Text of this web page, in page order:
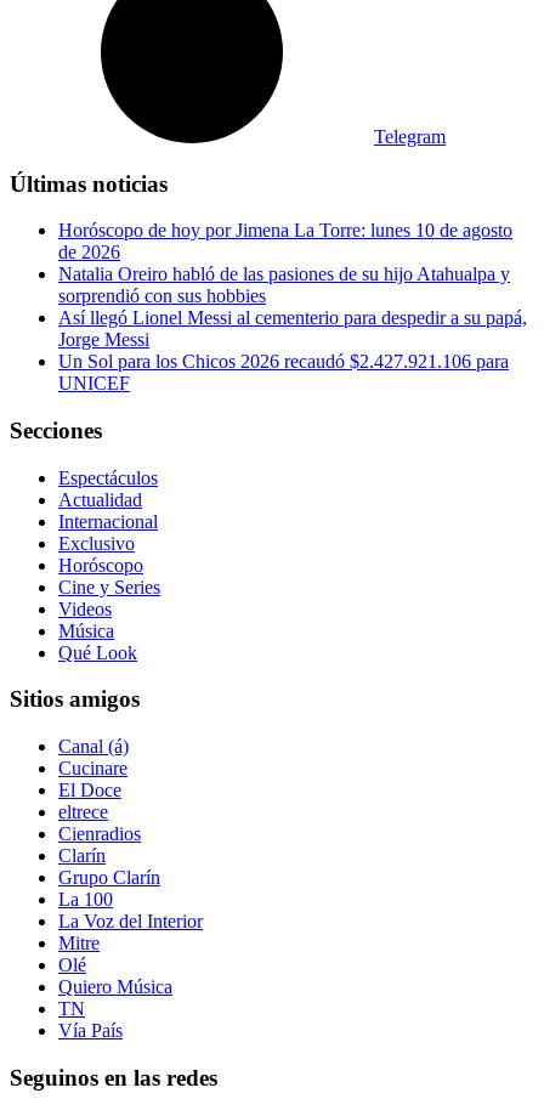
Telegram
Últimas noticias
Horóscopo de hoy por Jimena La Torre: lunes 10 de agosto
de 2026
Natalia Oreiro habló de las pasiones de su hijo Atahualpa y
sorprendió con sus hobbies
Así llegó Lionel Messi al cementerio para despedir a su papá,
Jorge Messi
Un Sol para los Chicos 2026 recaudó $2.427.921.106 para
UNICEF
Secciones
Espectáculos
Actualidad
Internacional
Exclusivo
Horóscopo
Cine y Series
Videos
Música
Qué Look
Sitios amigos
Canal (á)
Cucinare
El Doce
eltrece
Cienradios
Clarín
Grupo Clarín
La 100
La Voz del Interior
Mitre
Olé
Quiero Música
TN
Vía País
Seguinos en las redes